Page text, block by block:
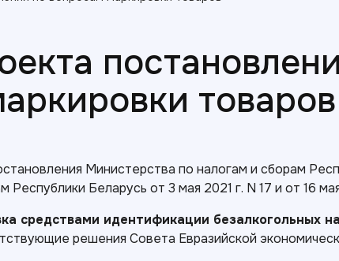
товаров
Министерства по налогам и сборам
Беларусь от 3 мая 2021 г. N 17 и от 16
средствами идентификации безалкогольных
решения Совета Евразийской